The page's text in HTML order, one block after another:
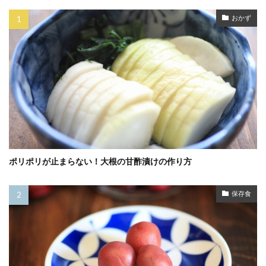
おかず
ポリポリが止まらない！大根の甘酢漬けの作り方
保存食